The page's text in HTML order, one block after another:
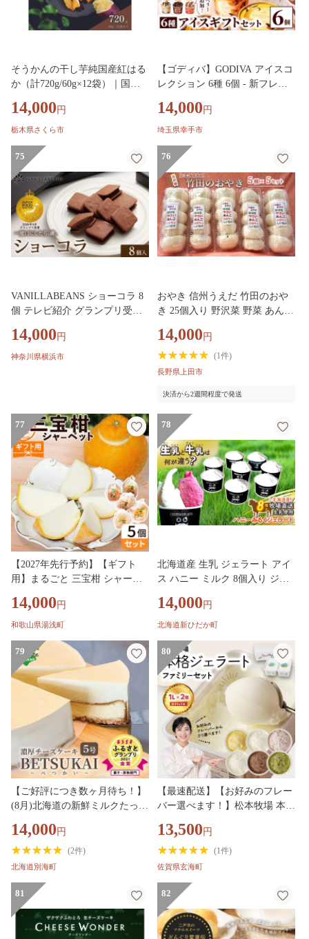
そうかんの干し芋純国産紅はる
か（計720g/60g×12袋）｜国産
脂質 こども おやつ おつまみ お
菓子 壮関
14,000 円
栃木県さくら市
【ゴディバ】GODIVA アイスコ
レクション 6種 6個 - 新フレー
リーム 贈り物 夏 お菓子 スイー
ツ お取り寄せ チョコレートア
コ ミルクチョコ クリスピー バ
ニラ ヘーゼルナッツ ストロベ
リーチョコレート godiva 埼玉県
幸手市 【価格改定】
14,000 円
埼玉県幸手市
75
VANILLABEANS ショーコラ 8
個 テレビ紹介 グランプリ受賞
サンド 厳選素材の濃厚チョコレ
ート｜神奈川県横浜市
14,000 円
神奈川県横浜市
76
おやき 信州うえだ 竹田のおや
き 25個入り 野沢菜 野菜 あんこ
合わせ 食事 おやつ 惣菜 軽食
食べ比べ 長野 信州
14,000 円
(1件)
長野県上田市
決済から2週間程度で発送
77
【2027年先行予約】【ギフト
用】まるごと 三宝柑 シャーベ
14,000 円
和歌山県湯浅町
78
北海道産 生乳 ジェラート アイ
ス ハニー ミルク 8個入り ジェ
14,000 円
北海道新ひだか町
79
【ご好評につき数ヶ月待ち！】
(8月)北海道の新鮮ミルクたっぷ
ーキ】BETSUKAI～べつかい
【CM0000003】濃厚 ケーキ 北
海道 新鮮 ミルク たっぷり BET
ふるさと納税 スイーツ ベイク
ドチーズ 人気 ランキング おす
すめ ）
14,000 円
(2件)
北海道別海町
80
【最速配送】【お好みのフレー
バー選べます！】松本牧場 本格
（1リットル×2個 計2リット
ル）／ 選べる 全6種類 生乳 ア
イス 業務用 贅沢 ジェラート デ
ム 菓子 ２個 セット ミルク い
ちごミルク 抹茶 バニラ チョコ
みかんシャーベット 佐賀県 玄
海町
13,500 円
(1件)
佐賀県玄海町
81 82